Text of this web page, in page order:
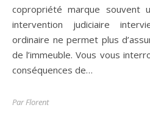
copropriété marque souvent
intervention judiciaire
ordinaire ne permet plus
de l’immeuble. Vous vous
conséquences de…
ParFlorent